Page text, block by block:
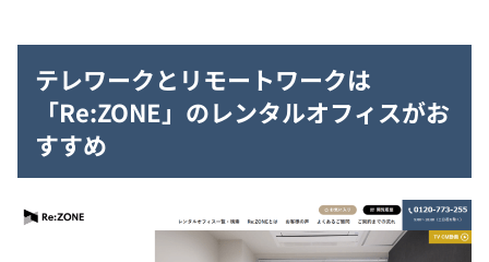
テレワークとリモートワークは
「Re:ZONE」のレンタルオフィスがお
すすめ